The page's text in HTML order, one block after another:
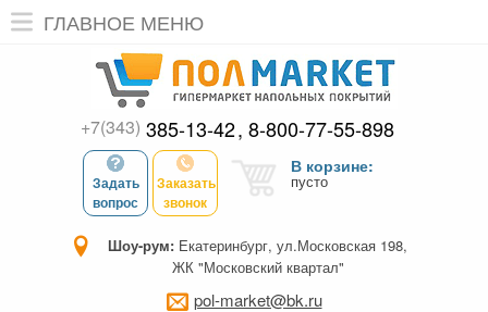
ГЛАВНОЕ МЕНЮ
+7(343) 385-13-42 8-800-77-55-898
Задать
вопрос
Заказать
звонок
В корзине:
пусто
Шоу-рум: Екатеринбург, ул.Московская 198,
ЖК "Московский квартал"
pol-market@bk.ru